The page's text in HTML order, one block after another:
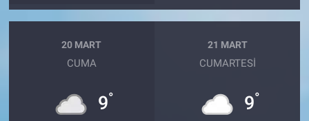
20 MART
CUMA
9°
21 MART
CUMARTESI
9°